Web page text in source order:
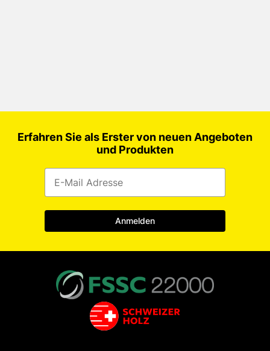
Erfahren Sie als Erster von neuen Angeboten
und Produkten
Anmelden